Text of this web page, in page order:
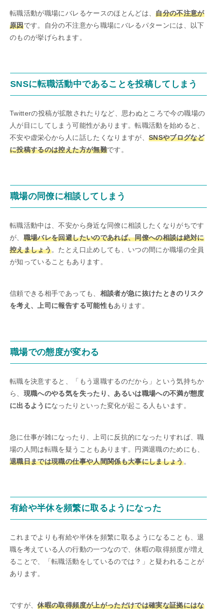
転職活動が職場にバレるケースのほとんどは、自分の不注意が
原因です。自分の不注意から職場にバレるパターンには、以下
のものが挙げられます。
SNSに転職活動中であることを投稿してしまう
Twitterの投稿が拡散されたりなど、思わぬところで今の職場の
人が目にしてしまう可能性があります。転職活動を始めると、
不安や虚栄心から人に話したくなりますが、 SNSやブログなど
に投稿するのは控えた方が無難です。
職場の同僚に相談してしまう
転職活動中は、不安から身近な同僚に相談したくなりがちです
が、 職場バレを回避したいのであれば、同僚への相談は絶対に
控えましょう。たとえ口止めしても、いつの間にか職場の全員
が知っていることもあります。
信頼できる相手であっても、 相談者が急に抜けたときのリスク
を考え、上司に報告する可能性もあります。
職場での態度が変わる
転職を決意すると、「もう退職するのだから」という気持ちか
ら、 現職へのやる気を失ったり、あるいは職場への不満が態度
に出るようになったりといった変化が起こる人もいます。
急に仕事が雑になったり、上司に反抗的になったりすれば、職
場の人間は転職を疑うこともあります。円満退職のためにも、
退職日までは現職の仕事や人間関係も大事にしましょう。
有給や半休を頻繁に取るようになった
これまでよりも有給や半休を頻繁に取るようになることも、退
職を考えている人の行動の一つなので、休暇の取得頻度が増え
ることで、「転職活動をしているのでは？」と疑われることが
あります。
ですが、休暇の取得頻度が上がっただけでは確実な証拠にはな